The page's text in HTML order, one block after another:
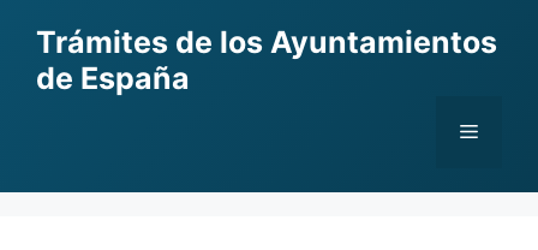
content
Trámites de los Ayuntamientos
de España
Menu